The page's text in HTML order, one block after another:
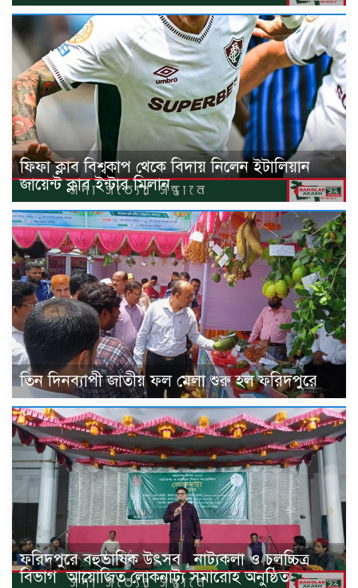
ফিফা ক্লাব বিশ্বকাপ থেকে বিদায় নিলেন ইটালিয়ান
জায়েন্ট ক্লাব ইন্টার মিলান
তিন দিনব্যাপী জাতীয় ফল মেলা শুরু হল ফরিদপুরে
ফরিদপুরে বহুভাষিক উৎসব , নাট্যকলা ও চলচ্চিত্র
বিভাগ ‌ আয়োজিত লোকনাট্য সমারোহ অনুষ্ঠিত